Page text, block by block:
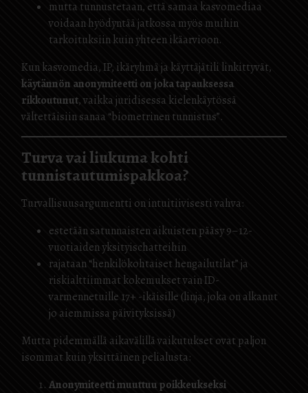
mutta tunnustetaan, että samaa kasvomediaa
voidaan hyödyntää jatkossa myös muihin
tarkoituksiin kuin yhteen ikäarvioon.
Kun kasvomedia, IP, ikäryhmä ja käyttäjätili linkittyvät,
käytännön anonymiteetti on joka tapauksessa
rikkoutunut, vaikka juridisessa kielenkäytössä
vältettäisiin sanaa “biometrinen tunnistus”.
Turva vai liukuma kohti
tunnistautumispakkoa?
Turvallisuusargumentti on intuitiivisesti vahva:
estetään satunnaisten aikuisten pääsy 9–12-
vuotiaiden yksityischatteihin
rajataan “henkilökohtaiset hengailutilat” ja
riskialttiimmat kokemukset vain ID-
varmennetuille 17+ -ikäisille (linja, joka on alkanut
jo aiemmissa päivityksissä)
Mutta pidemmällä aikavälillä vaikutukset ovat paljon
isommat kuin yksittäinen pelialusta:
Anonymiteetti muuttuu poikkeukseksi